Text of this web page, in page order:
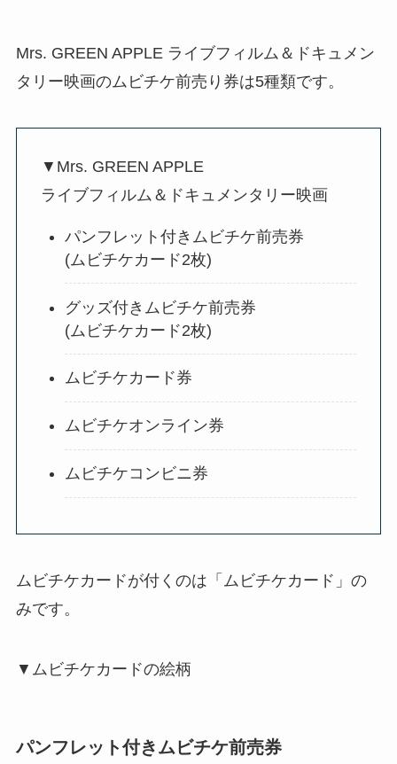
Mrs. GREEN APPLE ライブフィルム＆ドキュメン
タリー映画のムビチケ前売り券は5種類です。
▼Mrs. GREEN APPLE
ライブフィルム＆ドキュメンタリー映画
パンフレット付きムビチケ前売券
(ムビチケカード2枚)
グッズ付きムビチケ前売券
(ムビチケカード2枚)
ムビチケカード券
ムビチケオンライン券
ムビチケコンビニ券
ムビチケカードが付くのは「ムビチケカード」の
みです。
▼ムビチケカードの絵柄
パンフレット付きムビチケ前売券